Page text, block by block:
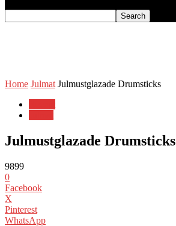
Home Julmat Julmustglazade Drumsticks
Julmustglazade Drumsticks
9899
0
Facebook
X
Pinterest
WhatsApp